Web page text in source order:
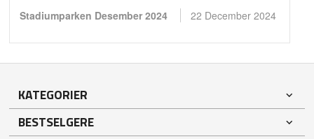
Stadiumparken Desember 2024 22 December 2024
KATEGORIER
BESTSELGERE